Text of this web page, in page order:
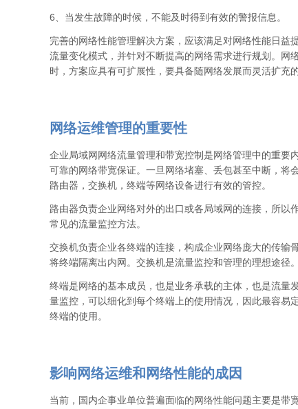
6、当发生故障的时候，不能及时得到有效的警报信息。
完善的网络性能管理解决方案，应该满足对网络性能日益
流量变化模式，并针对不断提高的网络需求进行规划。网
时，方案应具有可扩展性，要具备随网络发展而灵活扩充的
网络运维管理的重要性
企业局域网网络流量管理和带宽控制是网络管理中的重要
可靠的网络带宽保证。一旦网络堵塞、丢包甚至中断，将
路由器，交换机，终端等网络设备进行有效的管控。
路由器负责企业网络对外的出口或各局域网的连接，所
常见的流量监控方法。
交换机负责企业各终端的连接，构成企业网络庞大的传输
将终端隔离出内网。交换机是流量监控和管理的理想途径。
终端是网络的基本成员，也是业务承载的主体，也是流量
量监控，可以细化到每个终端上的使用情况，因此最容易
终端的使用。
影响网络运维和网络性能的成因
当前，国内企事业单位普遍面临的网络性能问题主要是带